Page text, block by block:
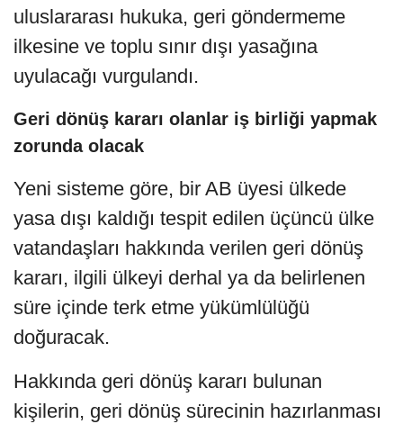
uluslararası hukuka, geri göndermeme
ilkesine ve toplu sınır dışı yasağına
uyulacağı vurgulandı.
Geri dönüş kararı olanlar iş birliği yapmak
zorunda olacak
Yeni sisteme göre, bir AB üyesi ülkede
yasa dışı kaldığı tespit edilen üçüncü ülke
vatandaşları hakkında verilen geri dönüş
kararı, ilgili ülkeyi derhal ya da belirlenen
süre içinde terk etme yükümlülüğü
doğuracak.
Hakkında geri dönüş kararı bulunan
kişilerin, geri dönüş sürecinin hazırlanması